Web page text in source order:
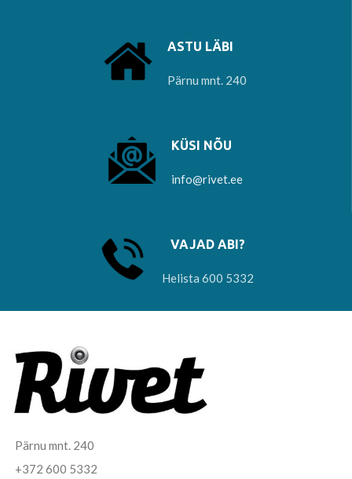
ASTU LÄBI
Pärnu mnt. 240
KÜSI NÕU
info@rivet.ee
VAJAD ABI?
Helista 600 5332
Pärnu mnt. 240
+372 600 5332